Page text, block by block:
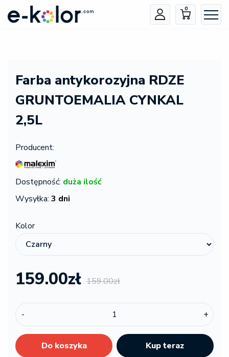
0
Farba antykorozyjna RDZE
GRUNTOEMALIA CYNKAL
2,5L
Producent:
Dostępność: duża ilość
Wysyłka: 3 dni
Kolor
159.00zł 159.00zł
- +
Do koszyka Kup teraz